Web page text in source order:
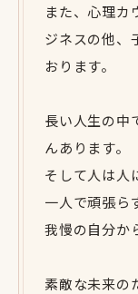
また、心理カ
ジネスの他、
おります。
長い人生の中
んあります。
そして人は人
一人で頑張ら
我慢の自分か
素敵な未来の